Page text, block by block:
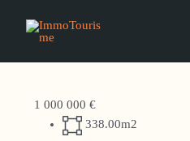
1 000 000 €
338.00m2